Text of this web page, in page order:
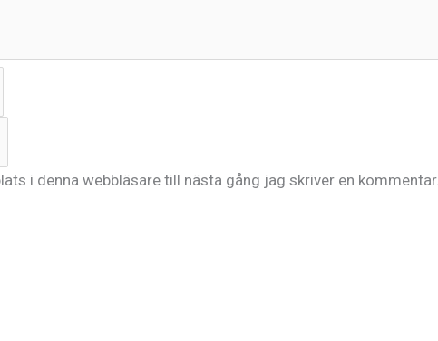
i denna webbläsare till nästa gång jag skriver en kommentar.